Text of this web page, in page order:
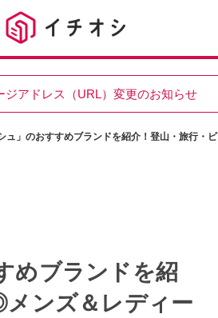
ジアドレス（URL）変更のお知らせ
ュ」のおすすめブランドを紹介！登山・旅行・
めブランドを紹
ンズ＆レディー